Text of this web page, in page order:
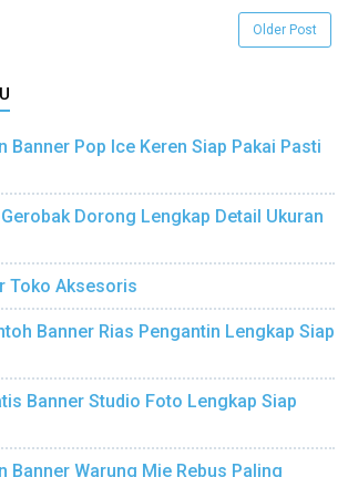
Older Post
Banner Pop Ice Keren Siap Pakai Pasti
Dorong Lengkap Detail Ukuran
Toko Aksesoris
Banner Rias Pengantin Lengkap Siap
Banner Studio Foto Lengkap Siap
Banner Warung Mie Rebus Paling